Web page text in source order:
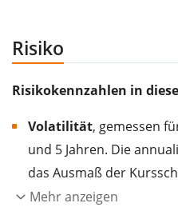
Risiko
Risikokennzahlen in
Volatilität, gemessen
und 5 Jahren. Die
das Ausmaß der
eines Jahres wider.
Mehr anzeigen